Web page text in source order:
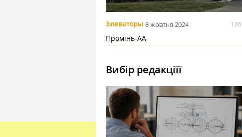
Элеваторы 8 жовтня 2024 136
Промінь-АА
Вибір редакціїї